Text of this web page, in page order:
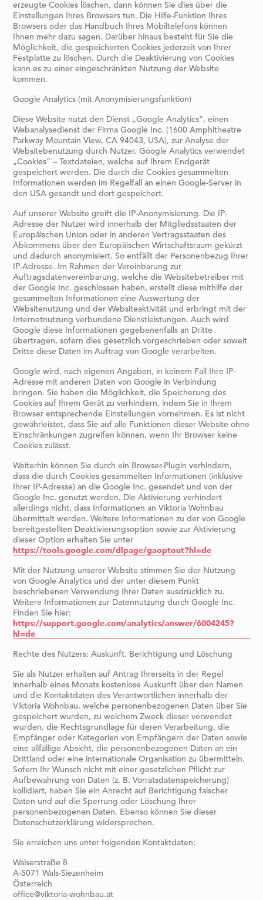
erzeugte Cookies löschen, dann können Sie dies über die
Einstellungen Ihres Browsers tun. Die Hilfe-Funktion Ihres
Browsers oder das Handbuch Ihres Mobiltelefons können
Ihnen mehr dazu sagen. Darüber hinaus besteht für Sie die
Möglichkeit, die gespeicherten Cookies jederzeit von Ihrer
Festplatte zu löschen. Durch die Deaktivierung von Cookies
kann es zu einer eingeschränkten Nutzung der Website
kommen.
Google Analytics (mit Anonymisierungsfunktion)
Diese Website nutzt den Dienst „Google Analytics“, einen
Webanalysedienst der Firma Google Inc. (1600 Amphitheatre
Parkway Mountain View, CA 94043, USA), zur Analyse der
Websitebenutzung durch Nutzer. Google Analytics verwendet
„Cookies“ – Textdateien, welche auf Ihrem Endgerät
gespeichert werden. Die durch die Cookies gesammelten
Informationen werden im Regelfall an einen Google-Server in
den USA gesandt und dort gespeichert.
Auf unserer Website greift die IP-Anonymisierung. Die IP-
Adresse der Nutzer wird innerhalb der Mitgliedsstaaten der
Europäischen Union oder in anderen Vertragsstaaten des
Abkommens über den Europäischen Wirtschaftsraum gekürzt
und dadurch anonymisiert. So entfällt der Personenbezug Ihrer
IP-Adresse. Im Rahmen der Vereinbarung zur
Auftragsdatenvereinbarung, welche die Websitebetreiber mit
der Google Inc. geschlossen haben, erstellt diese mithilfe der
gesammelten Informationen eine Auswertung der
Websitenutzung und der Websiteaktivität und erbringt mit der
Internetnutzung verbundene Dienstleistungen. Auch wird
Google diese Informationen gegebenenfalls an Dritte
übertragen, sofern dies gesetzlich vorgeschrieben oder soweit
Dritte diese Daten im Auftrag von Google verarbeiten.
Google wird, nach eigenen Angaben, in keinem Fall Ihre IP-
Adresse mit anderen Daten von Google in Verbindung
bringen. Sie haben die Möglichkeit, die Speicherung des
Cookies auf Ihrem Gerät zu verhindern, indem Sie in Ihrem
Browser entsprechende Einstellungen vornehmen. Es ist nicht
gewährleistet, dass Sie auf alle Funktionen dieser Website ohne
Einschränkungen zugreifen können, wenn Ihr Browser keine
Cookies zulässt.
Weiterhin können Sie durch ein Browser-Plugin verhindern,
dass die durch Cookies gesammelten Informationen (inklusive
Ihrer IP-Adresse) an die Google Inc. gesendet und von der
Google Inc. genutzt werden. Die Aktivierung verhindert
allerdings nicht, dass Informationen an Viktoria Wohnbau
übermittelt werden. Weitere Informationen zu der von Google
bereitgestellten Deaktivierungsoption sowie zur Aktivierung
dieser Option erhalten Sie unter
https://tools.google.com/dlpage/gaoptout?hl=de
Mit der Nutzung unserer Website stimmen Sie der Nutzung
von Google Analytics und der unter diesem Punkt
beschriebenen Verwendung Ihrer Daten ausdrücklich zu.
Weitere Informationen zur Datennutzung durch Google Inc.
Finden Sie hier:
https://support.google.com/analytics/answer/6004245?
hl=de
Rechte des Nutzers: Auskunft, Berichtigung und Löschung
Sie als Nutzer erhalten auf Antrag Ihrerseits in der Regel
innerhalb eines Monats kostenlose Auskunft über den Namen
und die Kontaktdaten des Verantwortlichen innerhalb der
Viktoria Wohnbau, welche personenbezogenen Daten über Sie
gespeichert wurden, zu welchem Zweck dieser verwendet
wurden, die Rechtsgrundlage für deren Verarbeitung, die
Empfänger oder Kategorien von Empfängern der Daten sowie
eine allfällige Absicht, die personenbezogenen Daten an ein
Drittland oder eine internationale Organisation zu übermitteln.
Sofern Ihr Wunsch nicht mit einer gesetzlichen Pflicht zur
Aufbewahrung von Daten (z. B. Vorratsdatenspeicherung)
kollidiert, haben Sie ein Anrecht auf Berichtigung falscher
Daten und auf die Sperrung oder Löschung Ihrer
personenbezogenen Daten. Ebenso können Sie dieser
Datenschutzerklärung widersprechen.
Sie erreichen uns unter folgenden Kontaktdaten:
Walserstraße 8
A-5071 Wals-Siezenheim
Österreich
office@viktoria-wohnbau.at